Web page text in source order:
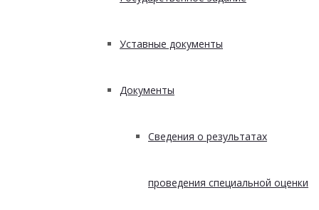
Уставные документы
Документы
Сведения о результатах
проведения специальной оценки